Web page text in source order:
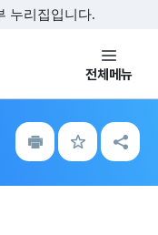
로가기
바로가기
누리집입니다.
전체메뉴
인
쇄
즐
겨
공
유